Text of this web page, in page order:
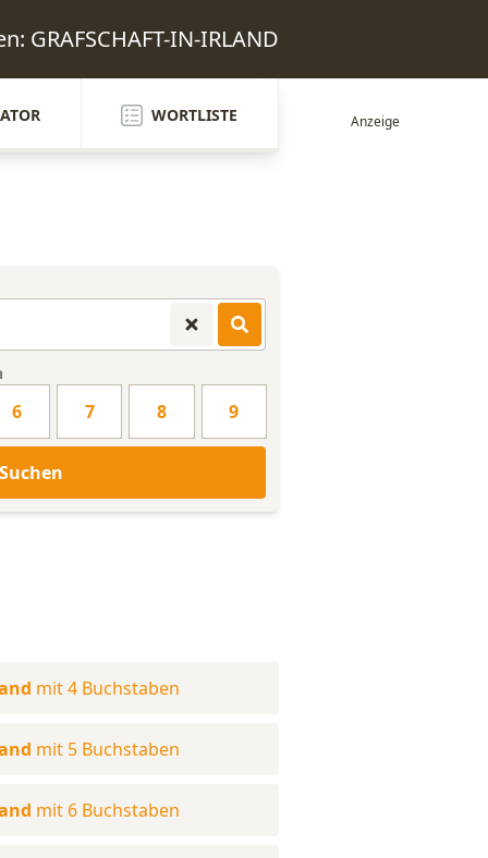
GRAFSCHAFT-IN-IRLAND
WORTLISTE
6 7 8 9
Suchen
mit 4 Buchstaben
mit 5 Buchstaben
mit 6 Buchstaben